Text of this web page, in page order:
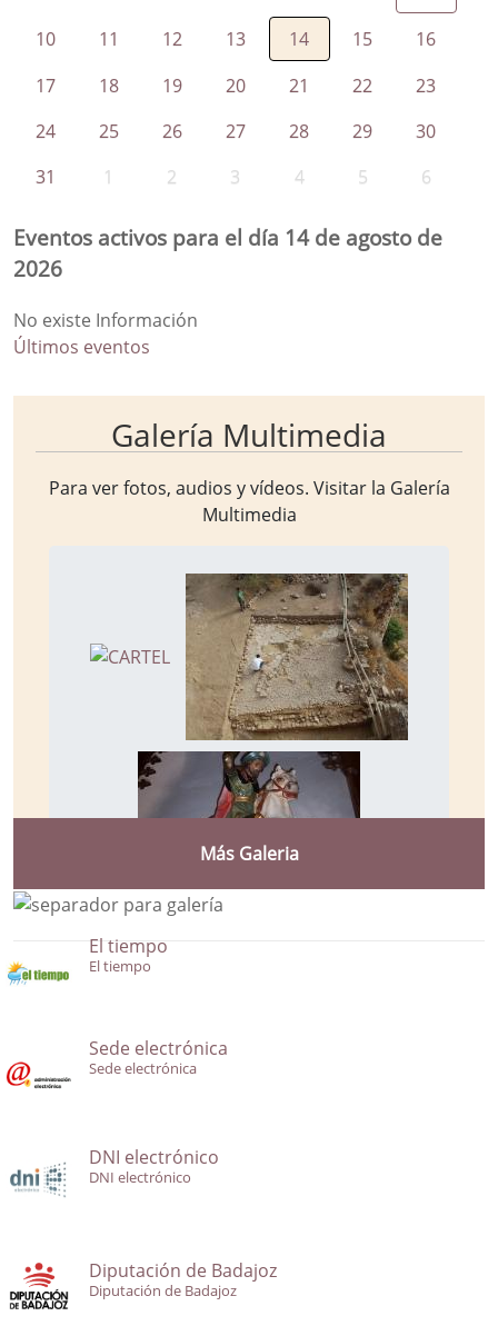
10
11 12 13 14 15
16
17
18 19 20 21 22
23
24
25 26 27 28 29
30
31
1 2 3 4 5 6
Eventos activos para el día 14 de agosto de
2026
No existe Información
Últimos eventos
Galería Multimedia
Para ver fotos, audios y vídeos. Visitar la Galería
Multimedia
Más Galeria
El tiempo
El tiempo
Sede electrónica
Sede electrónica
DNI electrónico
DNI electrónico
Diputación de Badajoz
Diputación de Badajoz